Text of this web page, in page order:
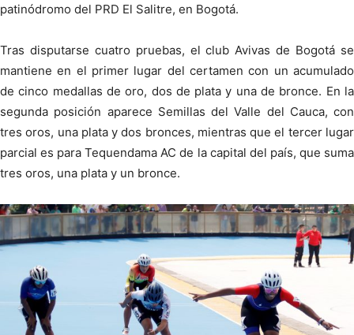
patinódromo del PRD El Salitre, en Bogotá.
Tras disputarse cuatro pruebas, el club Avivas de Bogotá se
mantiene en el primer lugar del certamen con un acumulado
de cinco medallas de oro, dos de plata y una de bronce. En la
segunda posición aparece Semillas del Valle del Cauca, con
tres oros, una plata y dos bronces, mientras que el tercer lugar
parcial es para Tequendama AC de la capital del país, que suma
tres oros, una plata y un bronce.